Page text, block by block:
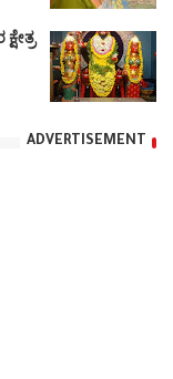
ADVERTISEMENT